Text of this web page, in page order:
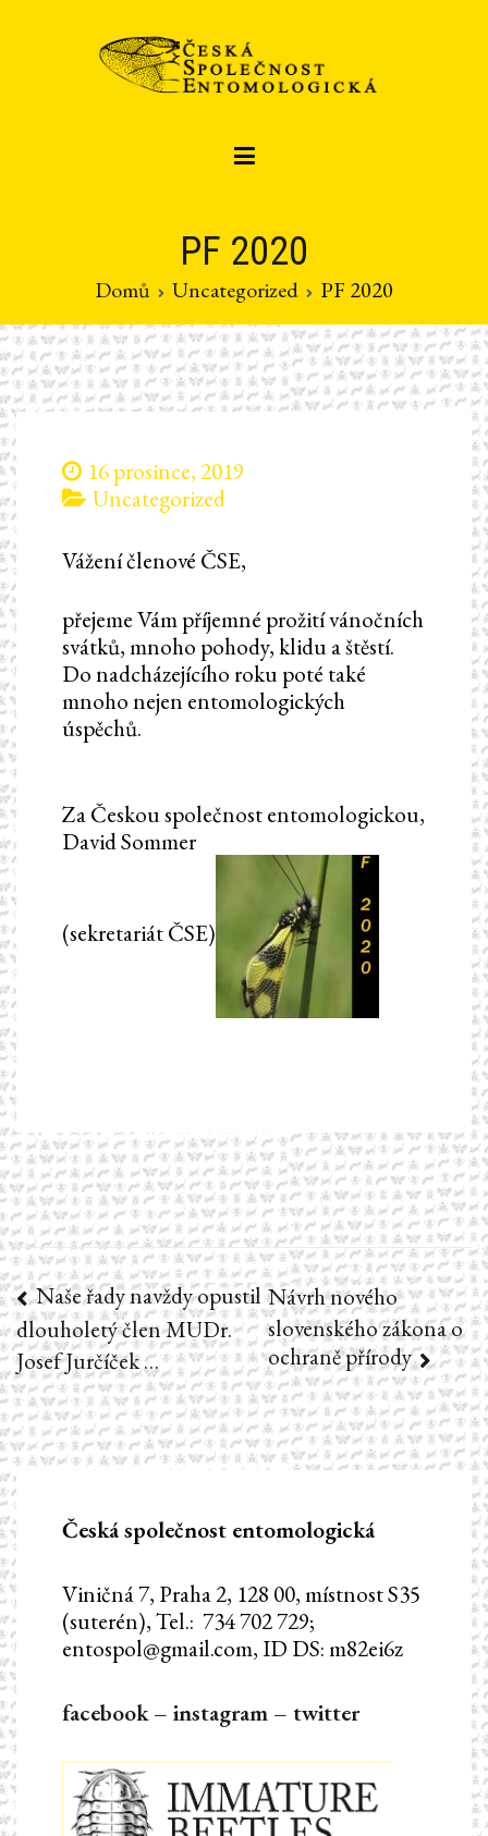
PF 2020
Domů Uncategorized PF 2020
16 prosince, 2019
Uncategorized
Vážení členové ČSE,
přejeme Vám příjemné prožití vánočních
svátků, mnoho pohody, klidu a štěstí.
Do nadcházejícího roku poté také
mnoho nejen entomologických
úspěchů.
Za Českou společnost entomologickou,
David Sommer
(sekretariát ČSE)
Navigace
pro
příspěvek
Naše řady navždy opustil
dlouholetý člen MUDr.
Josef Jurčíček …
Návrh nového
slovenského zákona o
ochraně přírody
Česká společnost entomologická
Viničná 7, Praha 2, 128 00, místnost S35
(suterén), Tel.: 734 702 729;
entospol@gmail.com, ID DS: m82ei6z
facebook– instagram – twitter